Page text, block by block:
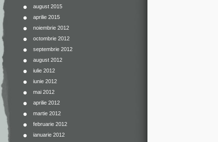
august 2015
aprilie 2015
noiembrie 2012
octombrie 2012
septembrie 2012
august 2012
iulie 2012
iunie 2012
mai 2012
aprilie 2012
martie 2012
februarie 2012
ianuarie 2012